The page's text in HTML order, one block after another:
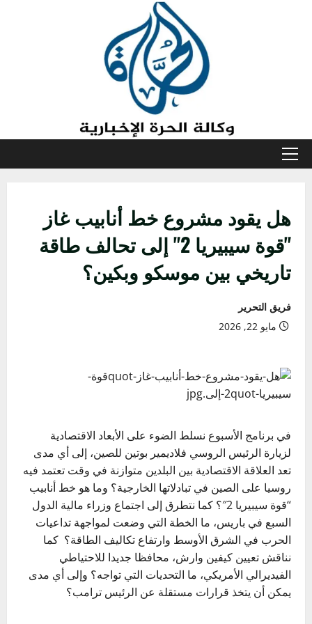
القائمة
هل يقود مشروع خط أنابيب غاز
"قوة سيبيريا 2" إلى تحالف طاقة
تاريخي بين موسكو وبكين؟
فريق التحرير
مايو 22, 2026
في برنامج الأسبوع نسلط الضوء على الأبعاد الاقتصادية
لزيارة الرئيس الروسي فلاديمير بوتين للصين، إلى أي مدى
تعد العلاقة الاقتصادية بين البلدين متوازنة في وقت تعتمد فيه
روسيا على الصين في تبادلاتها الخارجية؟ وما هو خط أنابيب
“قوة سيبيريا 2″؟ كما نتطرق إلى اجتماع وزراء مالية الدول
السبع في باريس، ما الخطة التي وضعت لمواجهة تداعيات
الحرب في الشرق الأوسط وارتفاع تكاليف الطاقة؟ كما
نناقش تعيين كيفين وارش، محافظا جديدا للاحتياطي
الفيديرالي الأمريكي، ما التحديات التي تواجه؟ وإلى أي مدى
يمكن أن يتخذ قرارات مستقلة عن الرئيس ترامب؟